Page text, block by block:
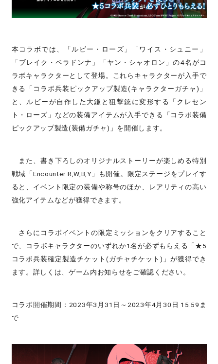
本コラボでは、「ルビー・ローズ」「ワイス・シュニー」
「ブレイク・ベラドンナ」「ヤン・シャオロン」の4名がコ
ラボキャラクターとして登場。これらキャラクターが入手で
きる「コラボ兵装ピックアップ製造(キャラクターガチャ)」
と、ルビーが自作した大鎌と狙撃銃に変形する「クレセン
ト・ローズ」などの装備アイテムが入手できる「コラボ装備
ピックアップ製造(装備ガチャ)」を開催します。
また、書き下ろしのオリジナルストーリーが楽しめる特別
戦域「Encounter R,W,B,Y」も開催。限定ステージをプレイす
ると、イベント限定の装備や称号のほか、レアリティの高い
強化アイテムなどが獲得できます。
さらにコラボイベントの限定ミッションをクリアすること
で、コラボキャラクターのいずれか1名が必ずもらえる「★5
コラボ兵装確定製造チケット(ガチャチケット)」が獲得でき
ます。 詳しくは、ゲーム内お知らせをご確認ください。
コラボ開催期間：2023年3月31日～2023年4月30日 15:59ま
で